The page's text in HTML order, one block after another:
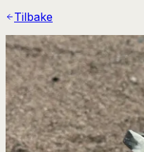
Tilbake